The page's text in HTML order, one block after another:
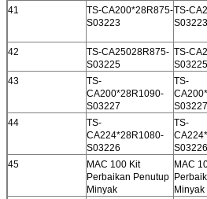
41
TS-CA200*28R875-
S03223
TS-
S03223
42
TS-CA25028R875-
S03225
TS-
S03225
43
TS-
CA200*28R1090-
S03227
TS-
S03227
44
TS-
CA224*28R1080-
S03226
TS-
S03226
45
MAC 100 Kit
Perbaikan Penutup
Minyak
MAC
Minyak